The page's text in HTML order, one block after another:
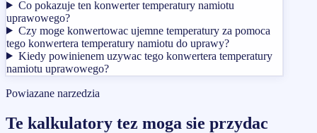
Co pokazuje ten konwerter temperatury namiotu
uprawowego?
Czy moge konwertowac ujemne temperatury za pomoca
tego konwertera temperatury namiotu do uprawy?
Kiedy powinienem uzywac tego konwertera temperatury
namiotu uprawowego?
Powiazane narzedzia
Te kalkulatory tez moga sie przydac